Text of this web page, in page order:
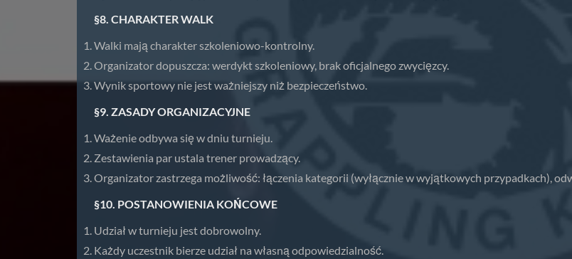
§8. CHARAKTER WALK
Walki mają charakter szkoleniowo-kontrolny.
Organizator dopuszcza: werdykt szkoleniowy, brak oficjalnego zwycięzcy.
Wynik sportowy nie jest ważniejszy niż bezpieczeństwo.
§9. ZASADY ORGANIZACYJNE
Ważenie odbywa się w dniu turnieju.
Zestawienia par ustala trener prowadzący.
Organizator zastrzega możliwość: łączenia kategorii (wyłącznie w wyjątkowych przypadkach),
§10. POSTANOWIENIA KOŃCOWE
Udział w turnieju jest dobrowolny.
Każdy uczestnik bierze udział na własną odpowiedzialność.